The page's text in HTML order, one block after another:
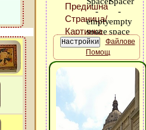
Файлове
Помощ